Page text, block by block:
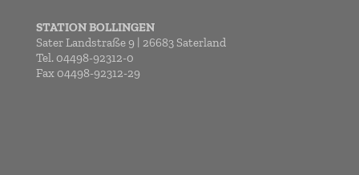
STATION BOLLINGEN
Sater Landstraße 9 | 26683 Saterland
Tel. 04498-92312-0
Fax 04498-92312-29